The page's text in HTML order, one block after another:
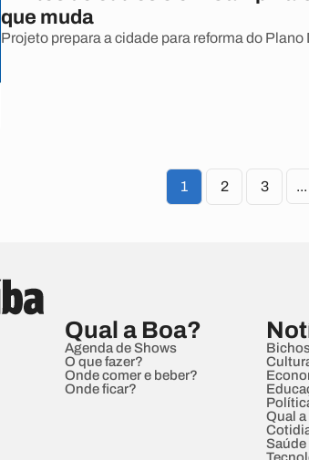
que muda
Projeto prepara a cidade para reforma do Plano
1 2 3 ...
Qual a Boa?
Agenda de Shows
O que fazer?
Onde comer e beber?
Onde ficar?
Qual
Saúde